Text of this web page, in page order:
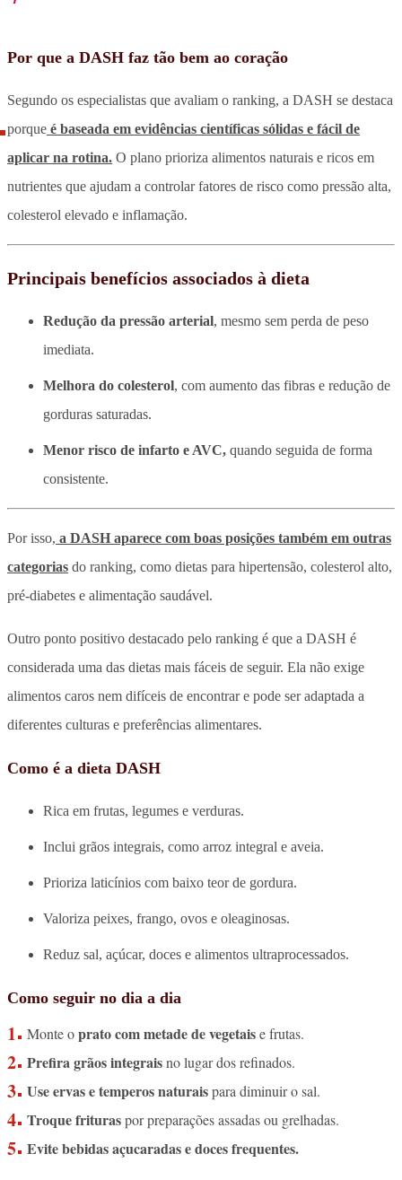
Por que a DASH faz tão bem ao coração
Segundo os especialistas que avaliam o ranking, a DASH se destaca
porque é baseada em evidências científicas sólidas e fácil de
aplicar na rotina. O plano prioriza alimentos naturais e ricos em
nutrientes que ajudam a controlar fatores de risco como pressão alta,
colesterol elevado e inflamação.
Principais benefícios associados à dieta
Redução da pressão arterial, mesmo sem perda de peso
imediata.
Melhora do colesterol, com aumento das fibras e redução de
gorduras saturadas.
Menor risco de infarto e AVC, quando seguida de forma
consistente.
Por isso, a DASH aparece com boas posições também em outras
categorias do ranking, como dietas para hipertensão, colesterol alto,
pré-diabetes e alimentação saudável.
Outro ponto positivo destacado pelo ranking é que a DASH é
considerada uma das dietas mais fáceis de seguir. Ela não exige
alimentos caros nem difíceis de encontrar e pode ser adaptada a
diferentes culturas e preferências alimentares.
Como é a dieta DASH
Rica em frutas, legumes e verduras.
Inclui grãos integrais, como arroz integral e aveia.
Prioriza laticínios com baixo teor de gordura.
Valoriza peixes, frango, ovos e oleaginosas.
Reduz sal, açúcar, doces e alimentos ultraprocessados.
Como seguir no dia a dia
Monte oprato com metade de vegetaise frutas.
Prefira grãos integraisno lugar dos refinados.
Use ervas e temperos naturaispara diminuir o sal.
Troque frituraspor preparações assadas ou grelhadas.
Evite bebidas açucaradas e doces frequentes.